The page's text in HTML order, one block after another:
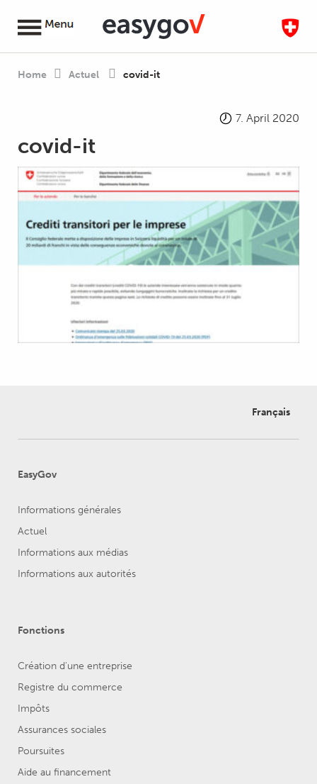
Home Actuel covid-it
7. April 2020
covid-it
Français
EasyGov
Informations générales
Actuel
Informations aux médias
Informations aux autorités
Fonctions
Création d'une entreprise
Registre du commerce
Impôts
Assurances sociales
Poursuites
Aide au financement